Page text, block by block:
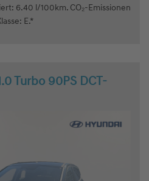
6.40 l/100km. CO₂-Emissionen
E.*
Turbo 90PS DCT-